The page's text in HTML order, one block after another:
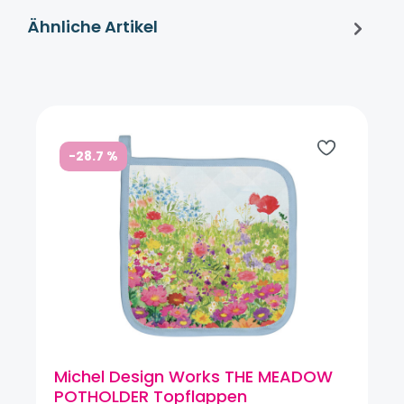
Ähnliche Artikel
-28.7 %
Michel Design Works THE MEADOW
POTHOLDER Topflappen